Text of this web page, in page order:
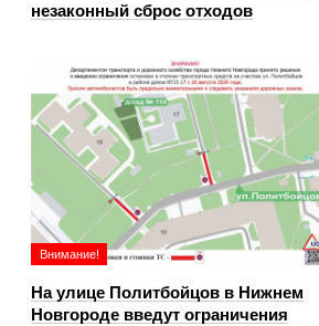
незаконный сброс отходов
Внимание!
На улице Политбойцов в Нижнем
Новгороде введут ограничения